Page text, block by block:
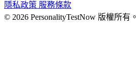
隱私政策 服務條款
© 2026 PersonalityTestNow 版權所有。